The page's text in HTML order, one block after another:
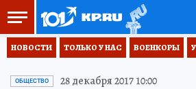
НОВОСТИ ТОЛЬКО У НАС ВОЕНКОРЫ
ОБЩЕСТВО 28 декабря 2017 10:00